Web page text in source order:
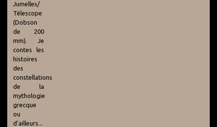
Jumelles/
Télescope
(Dobson
de 200
mm). Je
contes les
histoires
des
constellations
de la
mythologie
grecque
ou
d'ailleurs...